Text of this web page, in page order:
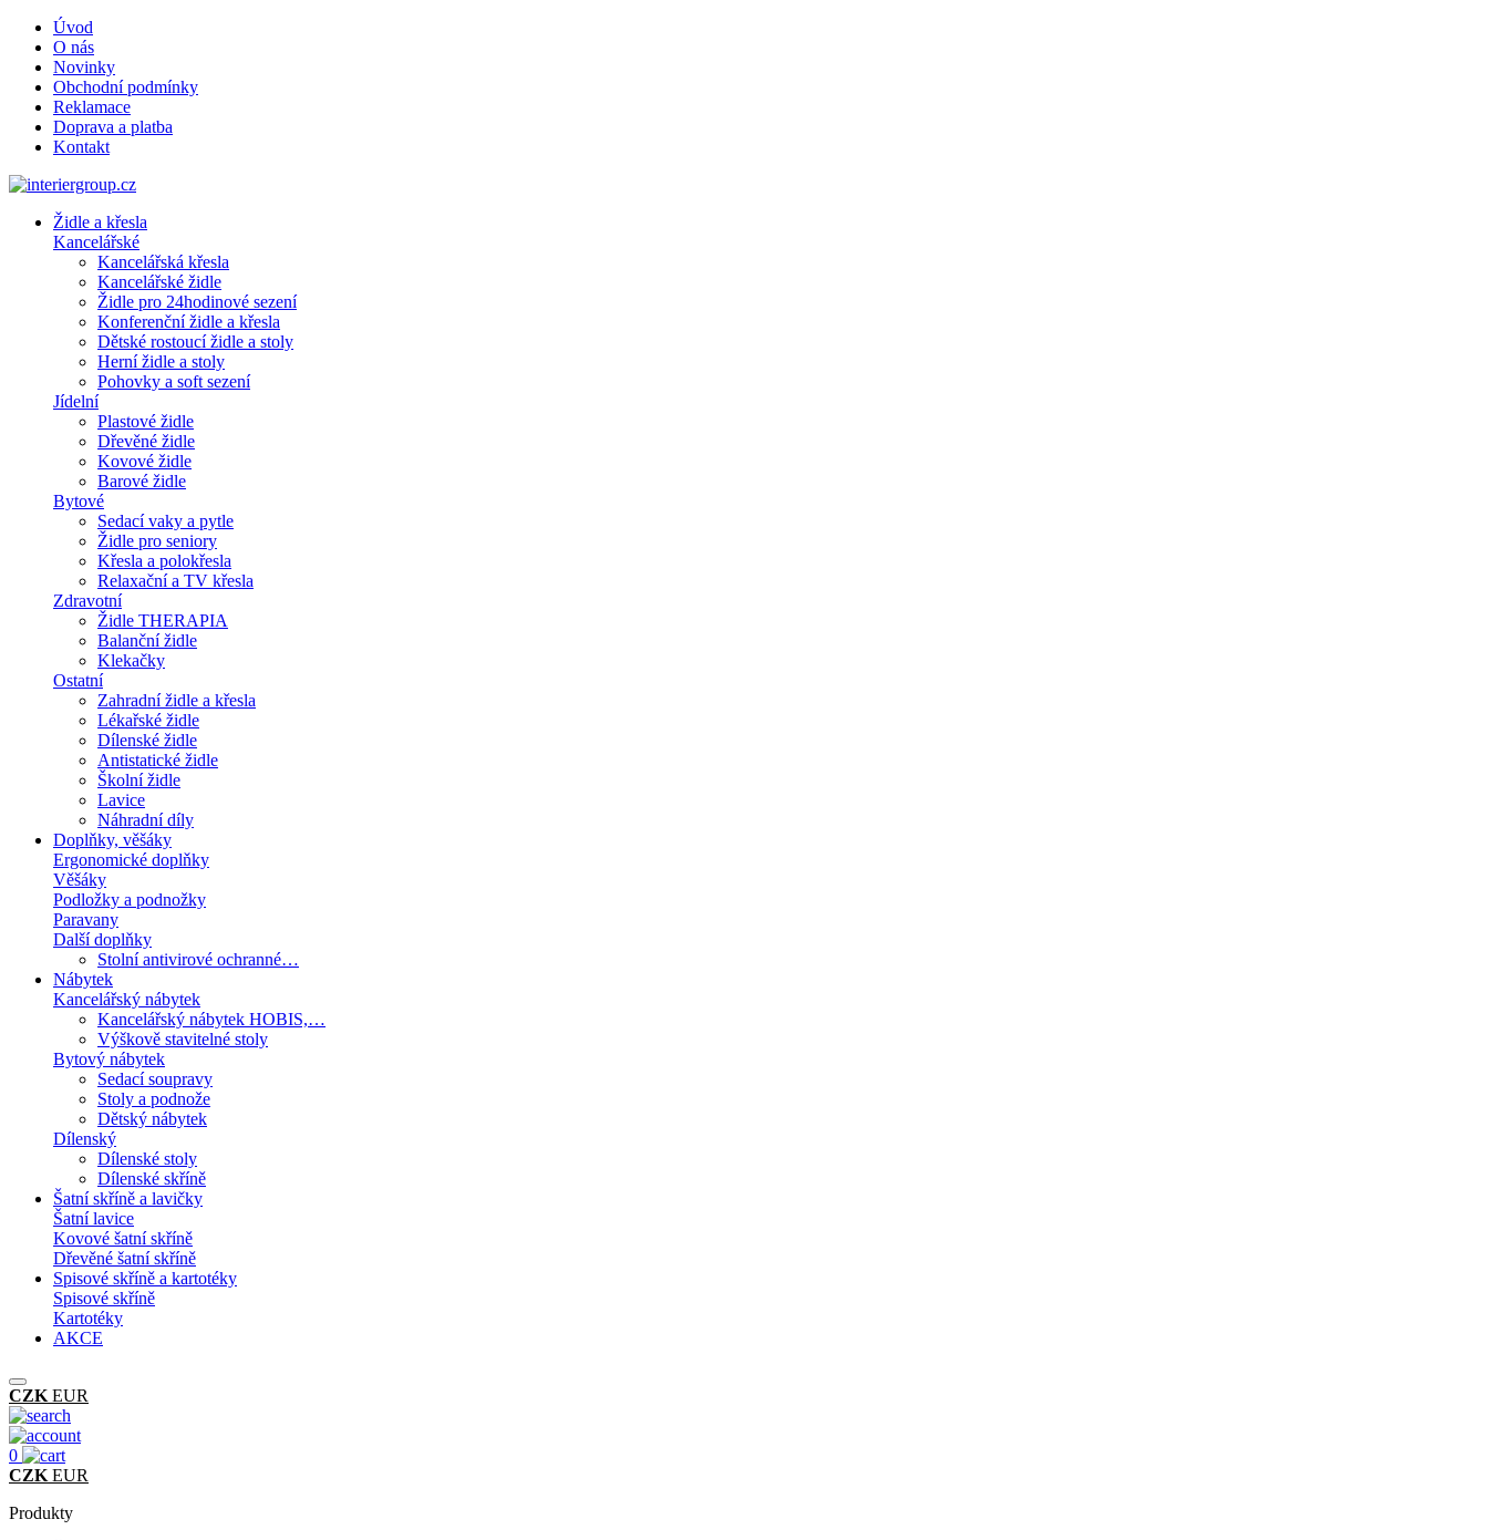
Úvod
O nás
Novinky
Obchodní podmínky
Reklamace
Doprava a platba
Kontakt
Židle a křesla
Kancelářské
Kancelářská křesla
Kancelářské židle
Židle pro 24hodinové sezení
Konferenční židle a křesla
Dětské rostoucí židle a stoly
Herní židle a stoly
Pohovky a soft sezení
Jídelní
Plastové židle
Dřevěné židle
Kovové židle
Barové židle
Bytové
Sedací vaky a pytle
Židle pro seniory
Křesla a polokřesla
Relaxační a TV křesla
Zdravotní
Židle THERAPIA
Balanční židle
Klekačky
Ostatní
Zahradní židle a křesla
Lékařské židle
Dílenské židle
Antistatické židle
Školní židle
Lavice
Náhradní díly
Doplňky, věšáky
Ergonomické doplňky
Věšáky
Podložky a podnožky
Paravany
Další doplňky
Stolní antivirové ochranné…
Nábytek
Kancelářský nábytek
Kancelářský nábytek HOBIS,…
Výškově stavitelné stoly
Bytový nábytek
Sedací soupravy
Stoly a podnože
Dětský nábytek
Dílenský
Dílenské stoly
Dílenské skříně
Šatní skříně a lavičky
Šatní lavice
Kovové šatní skříně
Dřevěné šatní skříně
Spisové skříně a kartotéky
Spisové skříně
Kartotéky
AKCE
CZK EUR
0
CZK EUR
Produkty